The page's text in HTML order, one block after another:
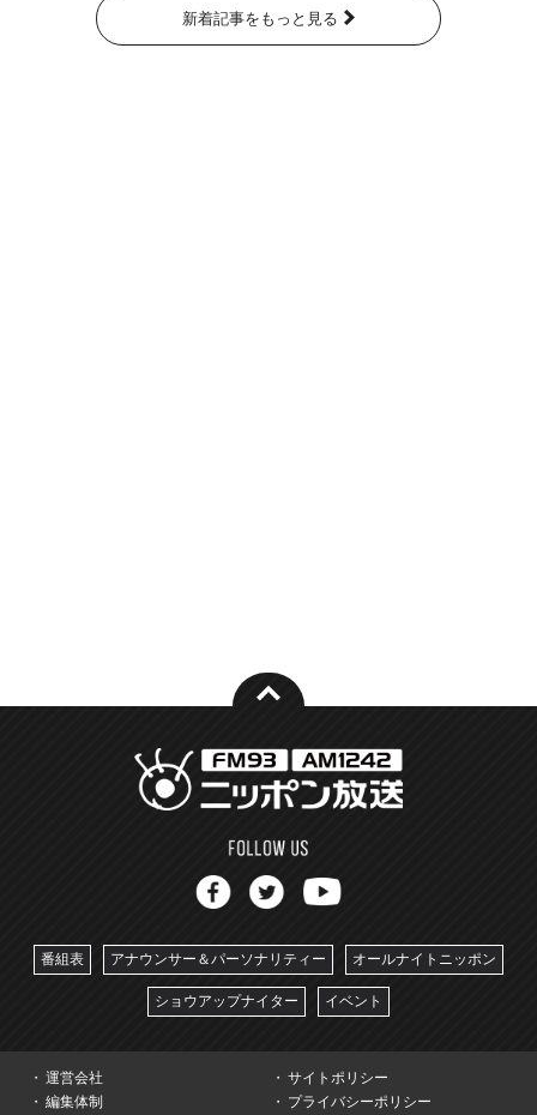
新着記事をもっと見る
番組表 アナウンサー＆パーソナリティー オールナイトニッポン
ショウアップナイター イベント
運営会社
サイトポリシー
編集体制
プライバシーポリシー